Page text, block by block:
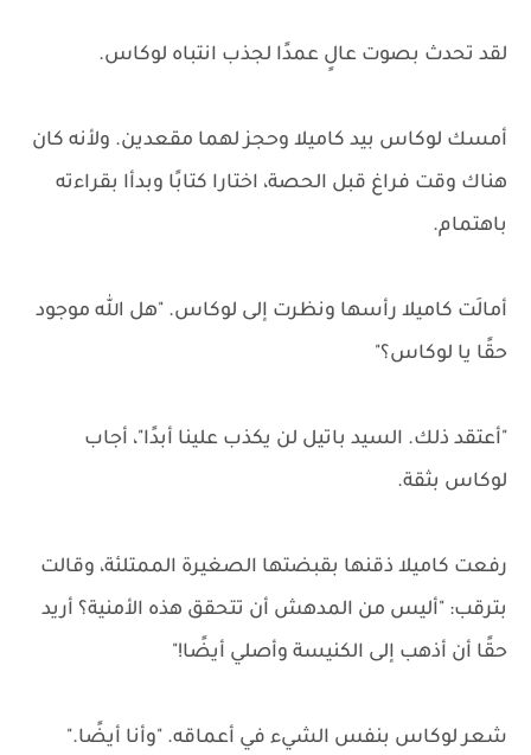
لقد تحدث بصوت عالٍ عمدًا لجذب انتباه لوكاس.
أمسك لوكاس بيد كاميلا وحجز لهما مقعدين. ولأنه كان
هناك وقت فراغ قبل الحصة، اختارا كتابًا وبدأا بقراءته
باهتمام.
أمالَت كاميلا رأسها ونظرت إلى لوكاس. "هل الله موجود
حقًا يا لوكاس؟"
"أعتقد ذلك. السيد باتيل لن يكذب علينا أبدًا"، أجاب
لوكاس بثقة.
رفعت كاميلا ذقنها بقبضتها الصغيرة الممتلئة، وقالت
بترقب: "أليس من المدهش أن تتحقق هذه الأمنية؟ أريد
حقًا أن أذهب إلى الكنيسة وأصلي أيضًا!"
شعر لوكاس بنفس الشيء في أعماقه. "وأنا أيضًا."